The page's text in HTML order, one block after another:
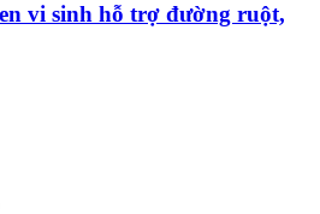
vi sinh hỗ trợ đường ruột,